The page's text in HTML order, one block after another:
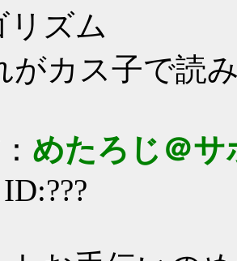
リズム
がカス子で読
めたろじ＠